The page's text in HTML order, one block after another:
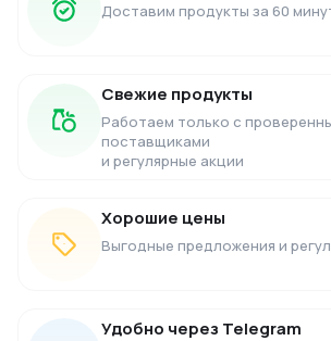
Доставим продукты за 60
Свежие продукты
Работаем только с
поставщиками
и регулярные акции
Хорошие цены
Выгодные предложения и
Удобно через Telegram